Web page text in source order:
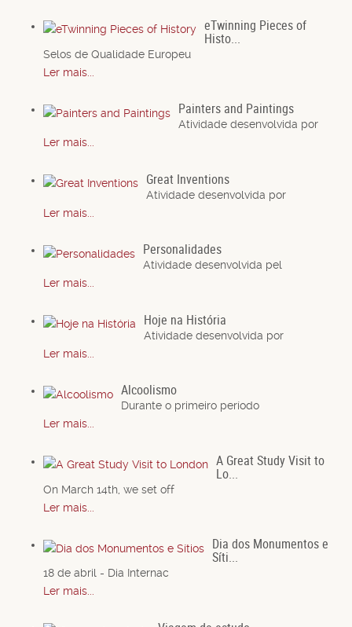
eTwinning Pieces of
Histo...
Selos de Qualidade Europeu
Ler mais...
Painters and Paintings
Atividade desenvolvida por
Ler mais...
Great Inventions
Atividade desenvolvida por
Ler mais...
Personalidades
Atividade desenvolvida pel
Ler mais...
Hoje na História
Atividade desenvolvida por
Ler mais...
Alcoolismo
Durante o primeiro período
Ler mais...
A Great Study Visit to
Lo...
On March 14th, we set off
Ler mais...
Dia dos Monumentos e
Síti...
18 de abril - Dia Internac
Ler mais...